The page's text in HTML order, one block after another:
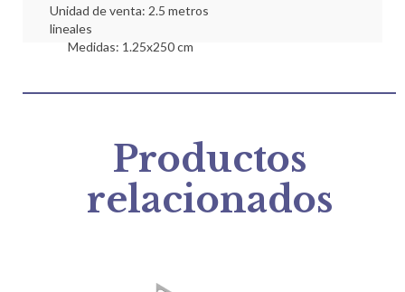
Unidad de venta: 2.5 metros
lineales
Medidas: 1.25x250 cm
Productos
relacionados